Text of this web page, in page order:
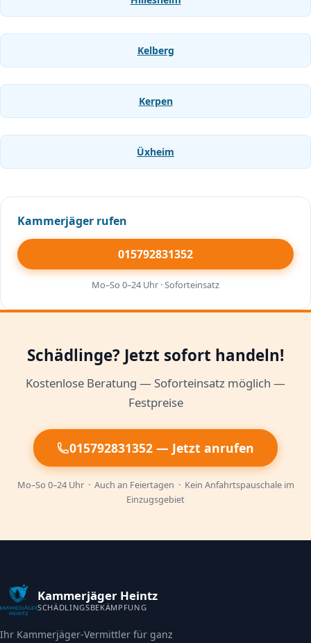
Kelberg
Kerpen
Üxheim
Kammerjäger rufen
015792831352
Mo–So 0–24 Uhr · Soforteinsatz
Schädlinge? Jetzt sofort handeln!
Kostenlose Beratung — Soforteinsatz möglich —
Festpreise
015792831352 — Jetzt anrufen
Mo–So 0–24 Uhr · Auch an Feiertagen · Kein Anfahrtspauschale im
Einzugsgebiet
Kammerjäger Heintz
SCHÄDLINGSBEKÄMPFUNG
Ihr Kammerjäger-Vermittler für ganz